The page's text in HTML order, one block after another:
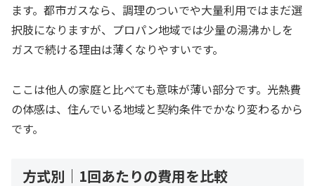
ます。都市ガスなら、調理のついでや大量利用ではまだ選
択肢になりますが、プロパン地域では少量の湯沸かしを
ガスで続ける理由は薄くなりやすいです。
ここは他人の家庭と比べても意味が薄い部分です。光熱費
の体感は、住んでいる地域と契約条件でかなり変わるから
です。
方式別｜1回あたりの費用を比較